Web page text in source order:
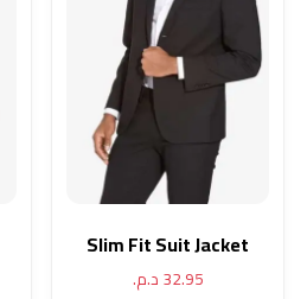
Slim Fit Suit Jacket
32.95د.م.